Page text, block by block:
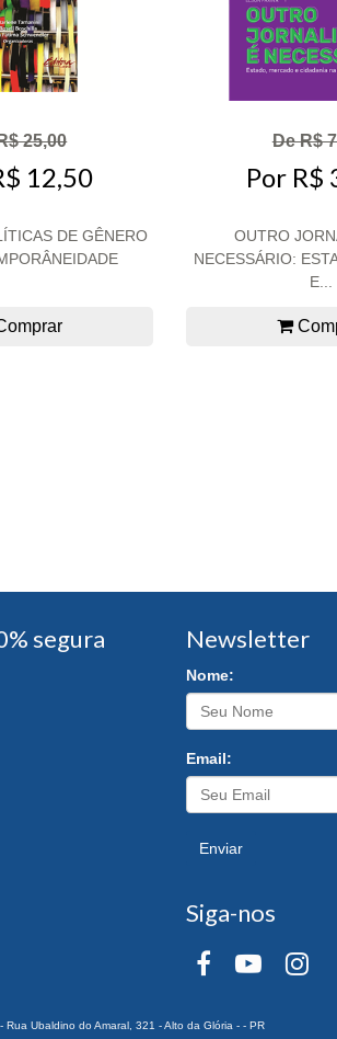
25,00
12,50
DE GÊNERO
De R$
Por R$
OUTRO
NECESSÁRIO:
E...
segura Newsletter
Nome:
Email:
Enviar
Siga-nos
Rua Ubaldino do Amaral, 321 - Alto da Glória - - PR